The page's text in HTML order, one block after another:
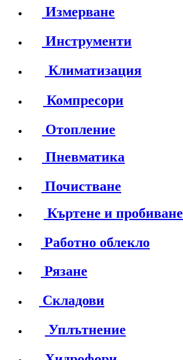
Измерване
Инструменти
Климатизация
Компресори
Отопление
Пневматика
Почистване
Къртене и пробиване
Работно облекло
Рязане
Складови
Уплътнение